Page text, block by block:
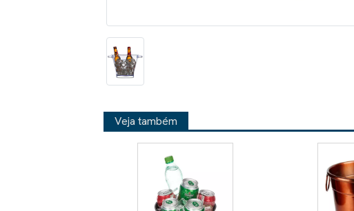
Veja também